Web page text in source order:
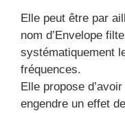
Elle peut être par
nom d’Envelope
systématiquement
fréquences.
Elle propose
engendre un effet